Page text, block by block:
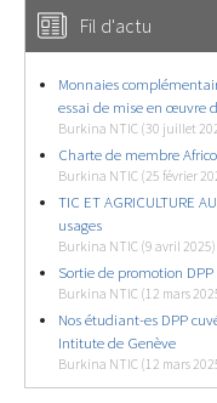
Fil d'actu
Monnaies
essai de mise en œuvre
Burkina NTIC (30 juillet
Charte de membre
Burkina NTIC (25 février
TIC ET AGRICULTURE
usages
Burkina NTIC (9 avril 2025)
Sortie de promotion
Burkina NTIC (12 mars
Nos étudiant-es DPP
Intitute de Genève
Burkina NTIC (12 mars